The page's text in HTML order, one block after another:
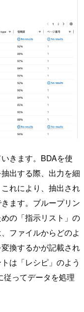
きます。BDAを使
出する際、出力を細
れにより、抽出され
ます。ブループリン
の「指示リスト」の
ファイルからどのよ
換するかが記載され
は「レシピ」のよう
従ってデータを処理